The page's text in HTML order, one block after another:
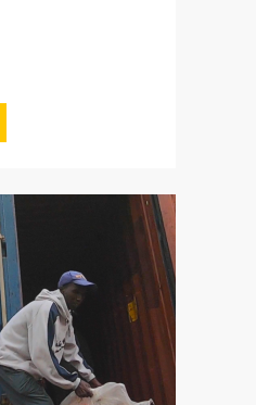
?
利恆倉庫 收。聯絡電話
榮物流、新竹物流、黑貓
皆可寄送，只要能夠將
習慣的方式為主。從
店到店合作啦，歡迎參